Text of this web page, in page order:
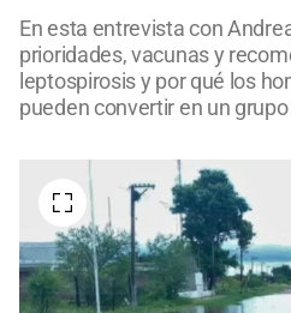
En esta entrevista con
prioridades, vacunas y
leptospirosis y por qué los
pueden convertir en un